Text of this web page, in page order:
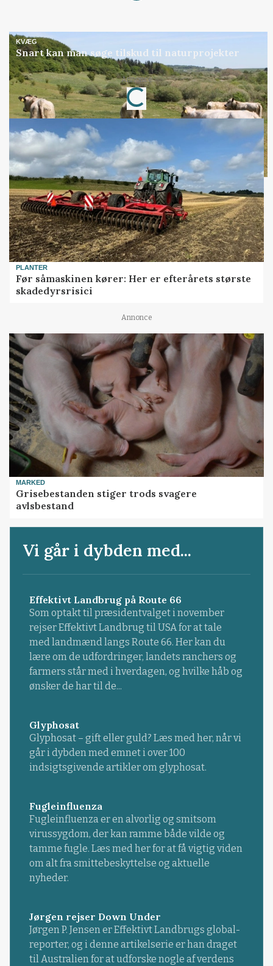
KVÆG
Snart kan man søge tilskud til naturprojekter
Annonce
Loading...
PLANTER
Før såmaskinen kører: Her er efterårets største
skadedyrsrisici
Annonce
MARKED
Grisebestanden stiger trods svagere
avlsbestand
Vi går i dybden med...
Effektivt Landbrug på Route 66
Som optakt til præsidentvalget i november
rejser Effektivt Landbrug til USA for at tale
med landmænd langs Route 66. Her kan du
lære om de udfordringer, landets ranchers og
farmers står med i hverdagen, og hvilke håb og
ønsker de har til de...
Glyphosat
Glyphosat – gift eller guld? Læs med her, når vi
går i dybden med emnet i over 100
indsigtsgivende artikler om glyphosat.
Fugleinfluenza
Fugleinfluenza er en alvorlig og smitsom
virussygdom, der kan ramme både vilde og
tamme fugle. Læs med her for at få vigtig viden
om alt fra smittebeskyttelse og aktuelle
nyheder.
Jørgen rejser Down Under
Jørgen P. Jensen er Effektivt Landbrugs global-
reporter, og i denne artikelserie er han draget
til Australien for at udforske nogle af verdens